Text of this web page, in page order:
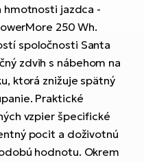
hmotnosti jazdca -
250 Wh.
spoločnosti Santa
zdvih s nábehom na
ktorá znižuje spätný
Praktické
vzpier špecifické
pocit a doživotnú
hodnotu. Okrem